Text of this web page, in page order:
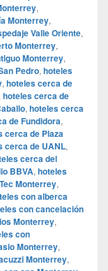
,
Monterrey,
Valle Oriente,
Monterrey,
Monterrey,
Pedro, hoteles
, hoteles cerca de
hoteles cerca de
, hoteles cerca
de Fundidora,
cerca de Plaza
cerca de UANL,
cerca del
BBVA, hoteles
Monterrey,
con alberca
con cancelación
Monterrey,
con
Monterrey,
Monterrey,